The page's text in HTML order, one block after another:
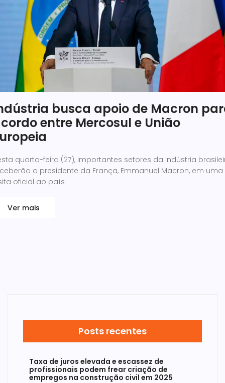
busca apoio de Macron
entre Mercosul e União
quarta-feira (27), importantes setores da indústria
o presidente da França, Emmanuel Macron, em uma
oficial ao país
Ver mais
Posts recentes
Taxa de juros elevada e escassez de
profissionais podem frear criação de
empregos na construção civil em 2025